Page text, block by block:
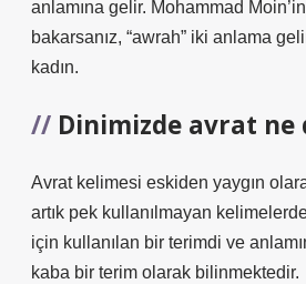
anlamına gelir. Mohammad
bakarsanız, “awrah” iki anlama
kadın.
Dinimizde avrat ne
Avrat kelimesi eskiden yaygın
artık pek kullanılmayan
için kullanılan bir terimdi ve
kaba bir terim olarak bilinmektedir.